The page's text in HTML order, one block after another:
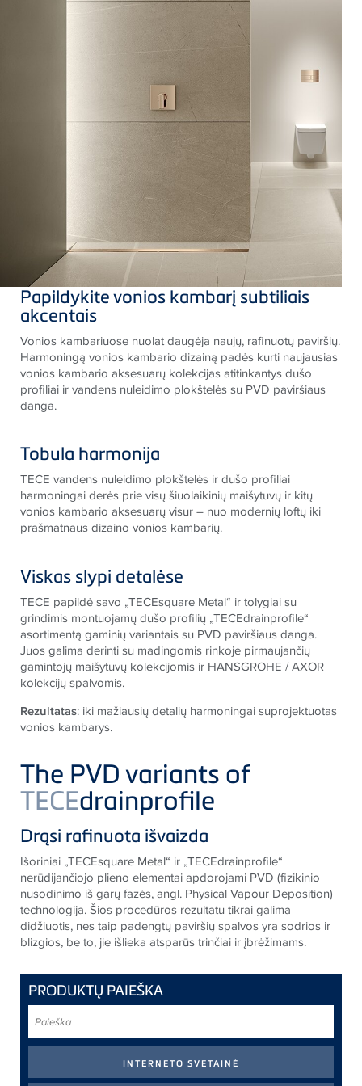
Papildykite vonios kambarį subtiliais
akcentais
Vonios kambariuose nuolat daugėja naujų, rafinuotų paviršių.
Harmoningą vonios kambario dizainą padės kurti naujausias
vonios kambario aksesuarų kolekcijas atitinkantys dušo
profiliai ir vandens nuleidimo plokštelės su PVD paviršiaus
danga.
Tobula harmonija
TECE vandens nuleidimo plokštelės ir dušo profiliai
harmoningai derės prie visų šiuolaikinių maišytuvų ir kitų
vonios kambario aksesuarų visur – nuo modernių loftų iki
prašmatnaus dizaino vonios kambarių.
Viskas slypi detalėse
TECE papildė savo „TECEsquare Metal“ ir tolygiai su
grindimis montuojamų dušo profilių „TECEdrainprofile“
asortimentą gaminių variantais su PVD paviršiaus danga.
Juos galima derinti su madingomis rinkoje pirmaujančių
gamintojų maišytuvų kolekcijomis ir HANSGROHE / AXOR
kolekcijų spalvomis.
Rezultatas: iki mažiausių detalių harmoningai suprojektuotas
vonios kambarys.
The PVD variants of
TECEdrainprofile
Drąsi rafinuota išvaizda
Išoriniai „TECEsquare Metal“ ir „TECEdrainprofile“
nerūdijančiojo plieno elementai apdorojami PVD (fizikinio
nusodinimo iš garų fazės, angl. Physical Vapour Deposition)
technologija. Šios procedūros rezultatu tikrai galima
didžiuotis, nes taip padengtų paviršių spalvos yra sodrios ir
blizgios, be to, jie išlieka atsparūs trinčiai ir įbrėžimams.
PRODUKTŲ PAIEŠKA